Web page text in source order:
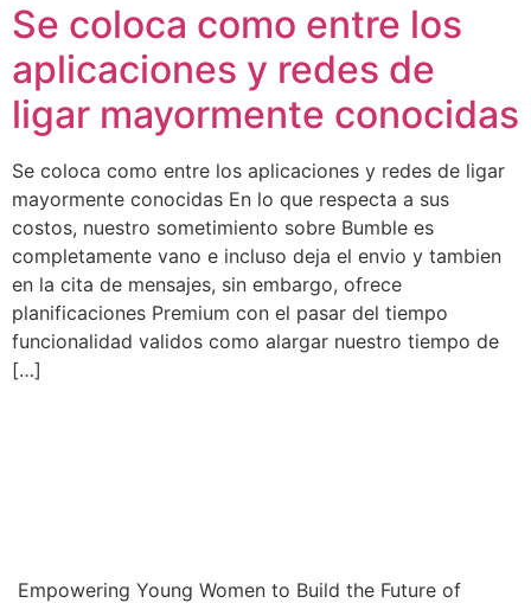
Se coloca como entre los
aplicaciones y redes de
ligar mayormente conocidas
Se coloca como entre los aplicaciones y redes de ligar
mayormente conocidas En lo que respecta a sus
costos, nuestro sometimiento sobre Bumble es
completamente vano e incluso deja el envio y tambien
en la cita de mensajes, sin embargo, ofrece
planificaciones Premium con el pasar del tiempo
funcionalidad validos como alargar nuestro tiempo de
[…]
Empowering Young Women to Build the Future of